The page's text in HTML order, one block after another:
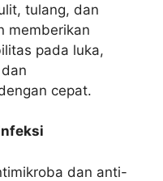
tulang, dan
memberikan
pada luka,
cepat.
dan anti-